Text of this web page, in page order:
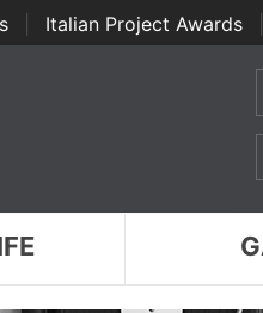
Italian Project Awards